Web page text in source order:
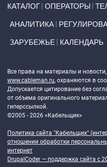
КАТАЛОГ ОПЕРАТОРЫ
АНАЛИТИКА
ЗАРУБЕЖЬЕ КАЛЕНДАРЬ
Все права на материалы и
www.cableman.ru, охраняются в
Допускается цитирование без
от объема оригинального
гиперссылкой.
©2005 - 2026 «Кабельщик»
Политика сайта "Кабельщик"
отношении обработки
интернет
DrupalCoder — поддержка сайта c